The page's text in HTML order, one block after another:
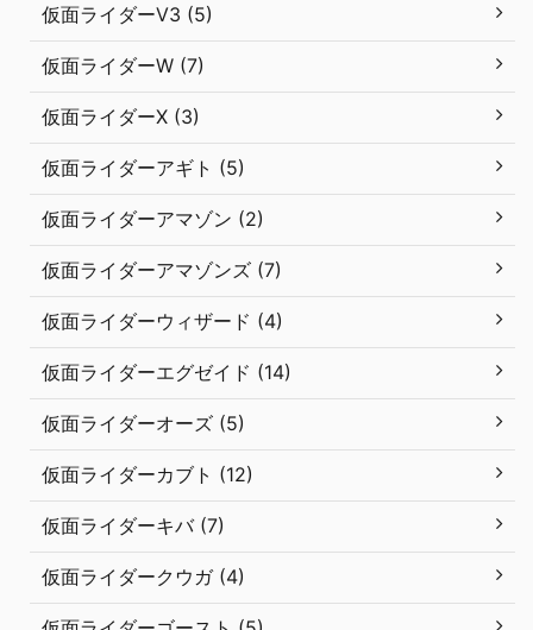
仮面ライダーV3 (5)
仮面ライダーW (7)
仮面ライダーX (3)
仮面ライダーアギト (5)
仮面ライダーアマゾン (2)
仮面ライダーアマゾンズ (7)
仮面ライダーウィザード (4)
仮面ライダーエグゼイド (14)
仮面ライダーオーズ (5)
仮面ライダーカブト (12)
仮面ライダーキバ (7)
仮面ライダークウガ (4)